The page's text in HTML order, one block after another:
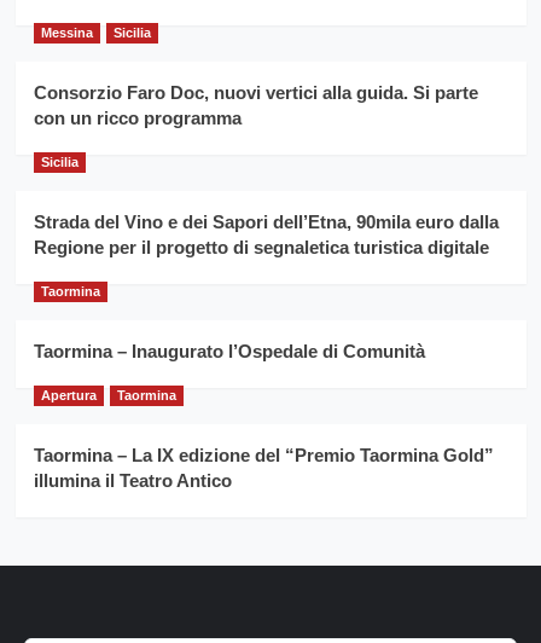
grano
anno
Franco
Caruso
Messina Sicilia
Consorzio Faro Doc, nuovi vertici alla guida. Si parte
con un ricco programma
Sicilia
Strada del Vino e dei Sapori dell’Etna, 90mila euro dalla
Regione per il progetto di segnaletica turistica digitale
Taormina
Taormina – Inaugurato l’Ospedale di Comunità
Apertura Taormina
Taormina – La IX edizione del “Premio Taormina Gold”
illumina il Teatro Antico